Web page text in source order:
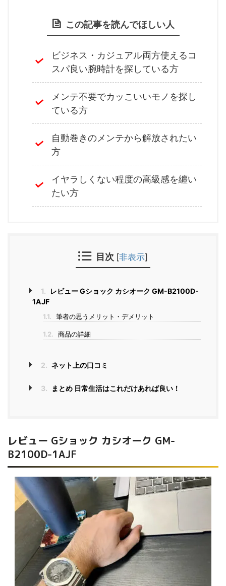
この記事を読んでほしい人
ビジネス・カジュアル両方使えるコ
スパ良い腕時計を探している方
メンテ不要でカッこいいモノを探し
ている方
自動巻きのメンテから解放されたい
方
イヤラしくない程度の高級感を纏い
たい方
目次 [非表示]
1.
レビュー Gショック カシオーク GM-B2100D-
1AJF
1.1. 筆者の思うメリット・デメリット
1.2. 商品の詳細
2. ネット上の口コミ
3. まとめ 日常生活はこれだけあれば良い！
レビュー Gショック カシオーク GM-
B2100D-1AJF